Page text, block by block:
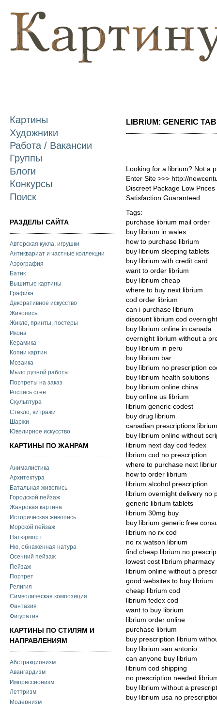
Картины
Художники
Работа / Вакансии
Группы
Блоги
Конкурсы
Поиск
РАЗДЕЛЫ САЙТА
Авторская кукла, игрушки
Антиквариат и частные коллекции
Аэрография
Батик
Вышитые картины
Графика
Декоративное искусство
Живопись
Жикле, принты, постеры
Икона
Керамика
Копии картин
Мозаика
Мыло ручной работы
Портреты на заказ
Роспись стен
Скульптура
Стекло, витражи
Шаржи
Ювелирное искусство
КАРТИНЫ ПО ЖАНРАМ
Анималистика
Архитектура
Батальная живопись
Городской пейзаж
Жанровая картина
Историческая живопись
Морской пейзаж
Натюрморт
Ню, обнаженная натура
Осенний пейзаж
Пейзаж
Портрет
Религия
Символическая композиция
Фантазия
Фигуратив
КАРТИНЫ ПО СТИЛЯМ И
НАПРАВЛЕНИЯМ
Абстракционизм
Авангардизм
Импрессионизм
Леттризм
Модернизм
LIBRIUM: GENERIC
Looking for a librium? Not a
Enter Site >>> http://
Discreet Package Low
Satisfaction Guaranteed.
Tags:
purchase librium mail order
buy librium in wales
how to purchase librium
buy librium sleeping tablets
buy librium with credit card
want to order librium
buy librium cheap
where to buy next librium
cod order librium
can i purchase librium
discount librium cod
buy librium online in canada
overnight librium without a
buy librium in peru
buy librium bar
buy librium no prescription
buy librium health solutions
buy librium online china
buy online us librium
librium generic codest
buy drug librium
canadian prescriptions librium
buy librium online without
librium next day cod fedex
librium cod no prescription
where to purchase next
how to order librium
librium alcohol prescription
librium overnight delivery no
generic librium tablets
librium 30mg buy
buy librium generic free
librium no rx cod
no rx watson librium
find cheap librium no
lowest cost librium pharmacy
librium online without a
good websites to buy librium
cheap librium cod
librium fedex cod
want to buy librium
librium order online
purchase librium
buy prescription librium
buy librium san antonio
can anyone buy librium
librium cod shipping
no prescription needed
buy librium without a
buy librium usa no